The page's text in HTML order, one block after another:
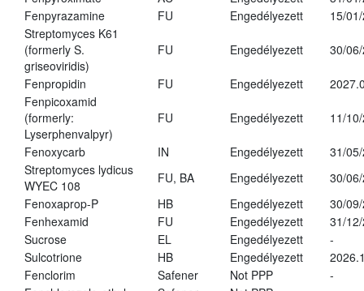
Fenpyrazamine
FU Engedélyezett
15/
Streptomyces K61
(formerly S.
griseoviridis)
FU Engedélyezett 30/
Fenpropidin FU Engedélyezett
Fenpicoxamid
(formerly:
Lyserphenvalpyr)
FU Engedélyezett 11/
Fenoxycarb IN Engedélyezett
31/
Streptomyces lydicus
WYEC 108
FU, BA Engedélyezett
30/
Fenoxaprop-P
HB Engedélyezett
30/
Fenhexamid
FU Engedélyezett
31/
Sucrose
EL Engedélyezett
-
Sulcotrione
HB Engedélyezett
Fenclorim
Safener Not PPP
-